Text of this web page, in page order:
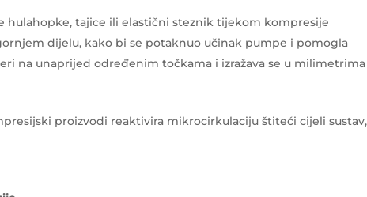
hulahopke, tajice ili elastični steznik tijekom kompresije
dijelu, kako bi se potaknuo učinak pumpe i pomogla
na unaprijed određenim točkama i izražava se u milimetrima
proizvodi reaktivira mikrocirkulaciju štiteći cijeli sustav,